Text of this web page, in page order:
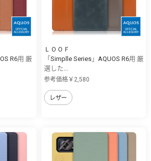
R6用 厳
ＬＯＯＦ
「Simplle Series」AQUOS R6用 厳
選した...
参考価格￥2,580
レザー